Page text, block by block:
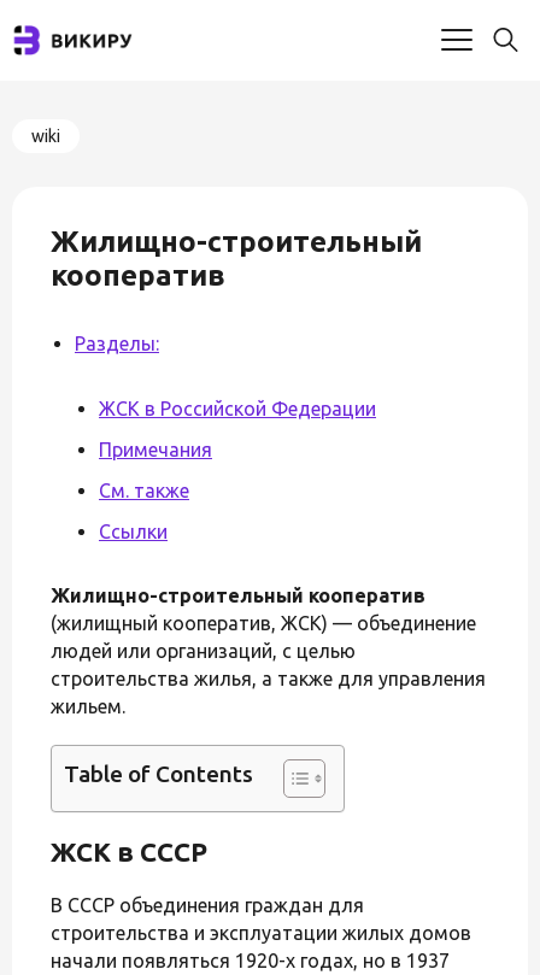
wiki
Жилищно-строительный
кооператив
Разделы:
ЖСК в Российской Федерации
Примечания
См. также
Ссылки
Жилищно-строительный кооператив
(жилищный кооператив, ЖСК) — объединение
людей или организаций, с целью
строительства жилья, а также для управления
жильем.
Table of Contents
ЖСК в СССР
В СССР объединения граждан для
строительства и эксплуатации жилых домов
начали появляться 1920-х годах, но в 1937